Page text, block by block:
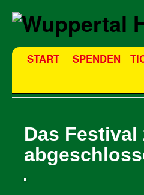
START SPENDEN
Das